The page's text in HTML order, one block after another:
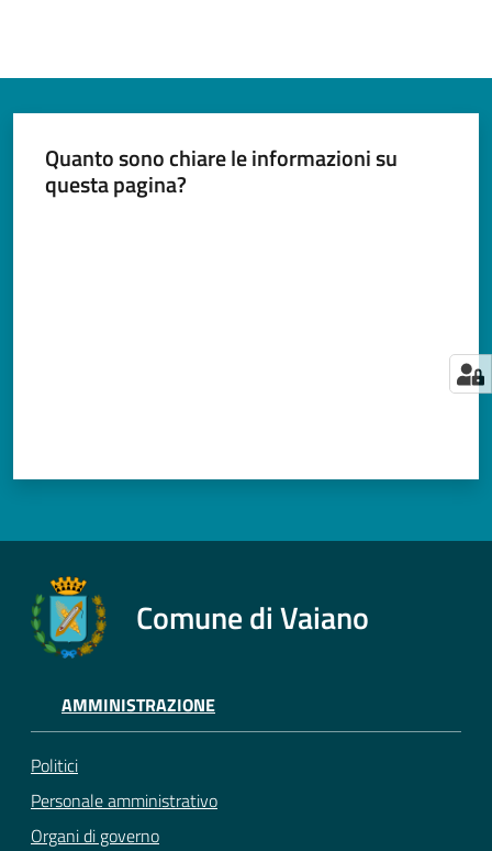
Quanto sono chiare le informazioni su
questa pagina?
Comune di Vaiano
AMMINISTRAZIONE
Politici
Personale amministrativo
Organi di governo